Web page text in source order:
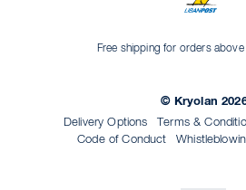
Free shipping for orders
© Kryolan
Delivery Options
Terms &
Code of Conduct